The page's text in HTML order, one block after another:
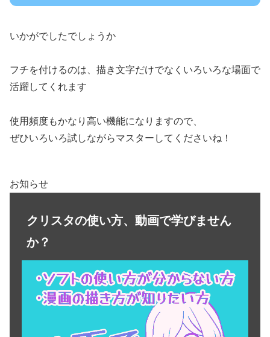
いかがでしたでしょうか
フチを付けるのは、描き文字だけでなくいろいろな場面で
活躍してくれます
使用頻度もかなり高い機能になりますので、
ぜひいろいろ試しながらマスターしてくださいね！
お知らせ
クリスタの使い方、動画で学びません
か？